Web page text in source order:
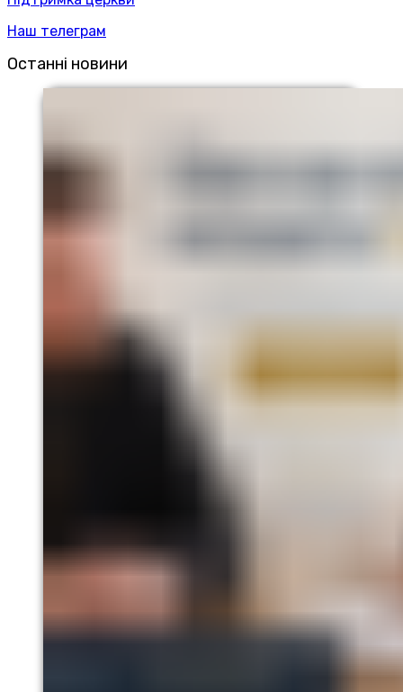
Наш телеграм
Останні новини